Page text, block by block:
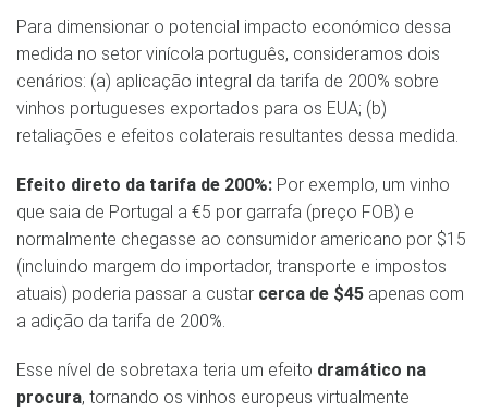
Para dimensionar o potencial impacto económico dessa
medida no setor vinícola português, consideramos dois
cenários: (a) aplicação integral da tarifa de 200% sobre
vinhos portugueses exportados para os EUA; (b)
retaliações e efeitos colaterais resultantes dessa medida.
Efeito direto da tarifa de 200%: Por exemplo, um vinho
que saia de Portugal a €5 por garrafa (preço FOB) e
normalmente chegasse ao consumidor americano por $15
(incluindo margem do importador, transporte e impostos
atuais) poderia passar a custar cerca de $45 apenas com
a adição da tarifa de 200%.
Esse nível de sobretaxa teria um efeito dramático na
procura, tornando os vinhos europeus virtualmente